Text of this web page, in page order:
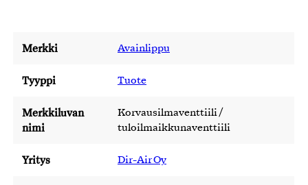
Merkki Avainlippu
Tyyppi Tuote
Merkkiluvan
nimi
Korvausilmaventtiili /
tuloilmaikkunaventtiili
Yritys Dir-Air Oy